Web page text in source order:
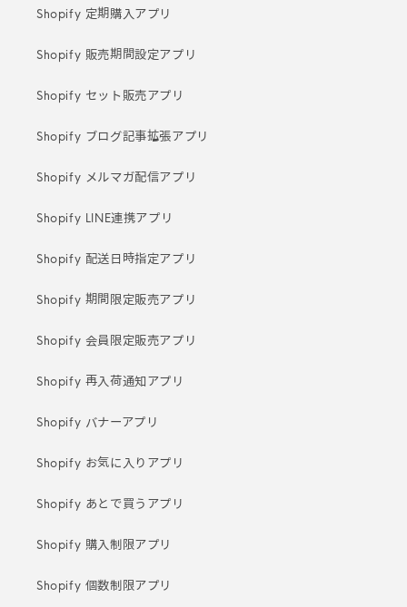
Shopify 定期購入アプリ
Shopify 販売期間設定アプリ
Shopify セット販売アプリ
Shopify ブログ記事拡張アプリ
Shopify メルマガ配信アプリ
Shopify LINE連携アプリ
Shopify 配送日時指定アプリ
Shopify 期間限定販売アプリ
Shopify 会員限定販売アプリ
Shopify 再入荷通知アプリ
Shopify バナーアプリ
Shopify お気に入りアプリ
Shopify あとで買うアプリ
Shopify 購入制限アプリ
Shopify 個数制限アプリ